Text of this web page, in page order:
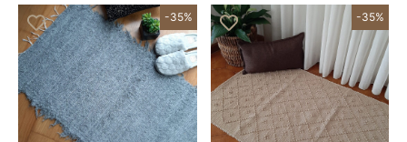
-35% -35%